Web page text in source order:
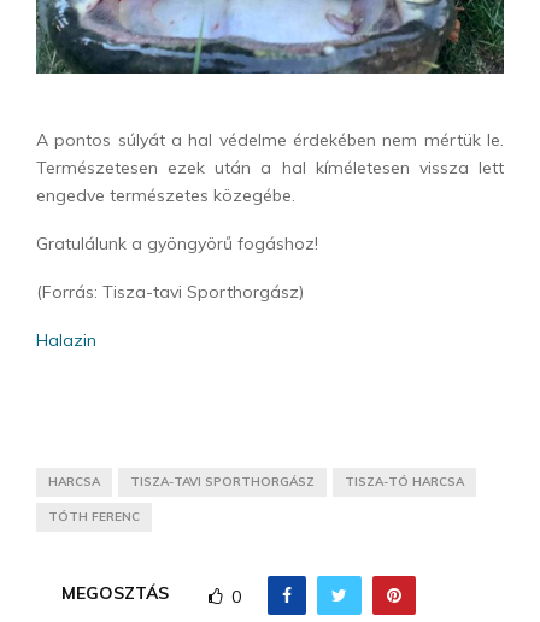
A pontos súlyát a hal védelme érdekében nem mértük le.
Természetesen ezek után a hal kíméletesen vissza lett
engedve természetes közegébe.
Gratulálunk a gyöngyörű fogáshoz!
(Forrás: Tisza-tavi Sporthorgász)
Halazin
HARCSA TISZA-TAVI SPORTHORGÁSZ TISZA-TÓ HARCSA
TÓTH FERENC
MEGOSZTÁS 0